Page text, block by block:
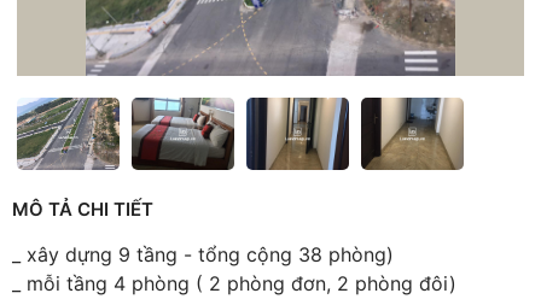
MÔ TẢ CHI TIẾT
_ xây dựng 9 tầng - tổng cộng 38 phòng)
_ mỗi tầng 4 phòng ( 2 phòng đơn, 2 phòng đôi)